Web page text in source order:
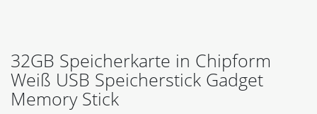
32GB Speicherkarte in Chipform
Weiß USB Speicherstick Gadget
Memory Stick